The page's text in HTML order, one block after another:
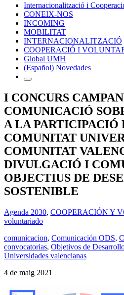
Internacionalització i
CONEIX-NOS
INCOMING
MOBILITAT
INTERNACIONALITZACIÓ
COOPERACIÓ I
Global UMH
(Español) Novedades
I CONCURS
COMUNICACIÓ
A LA PARTICIPACIÓ
COMUNITAT
COMUNITAT
DIVULGACIÓ I
OBJECTIUS DE
SOSTENIBLE
Agenda 2030, COOPERACIÓN Y
voluntariado
comunicacion, Comunicación ODS,
convocatorias, Objetivos de
Universidades valencianas
4 de maig 2021